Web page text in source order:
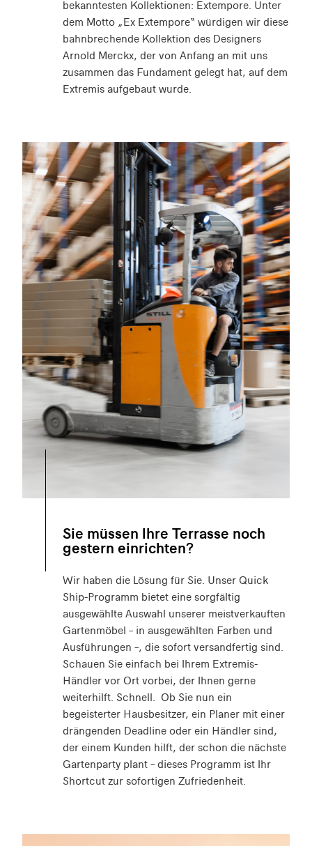
bekanntesten Kollektionen: Extempore. Unter
dem Motto „Ex Extempore“ würdigen wir diese
bahnbrechende Kollektion des Designers
Arnold Merckx, der von Anfang an mit uns
zusammen das Fundament gelegt hat, auf dem
Extremis aufgebaut wurde.
Sie müssen Ihre Terrasse noch
gestern einrichten?
Wir haben die Lösung für Sie. Unser Quick
Ship-Programm bietet eine sorgfältig
ausgewählte Auswahl unserer meistverkauften
Gartenmöbel – in ausgewählten Farben und
Ausführungen –, die sofort versandfertig sind.
Schauen Sie einfach bei Ihrem Extremis-
Händler vor Ort vorbei, der Ihnen gerne
weiterhilft. Schnell. Ob Sie nun ein
begeisterter Hausbesitzer, ein Planer mit einer
drängenden Deadline oder ein Händler sind,
der einem Kunden hilft, der schon die nächste
Gartenparty plant – dieses Programm ist Ihr
Shortcut zur sofortigen Zufriedenheit.